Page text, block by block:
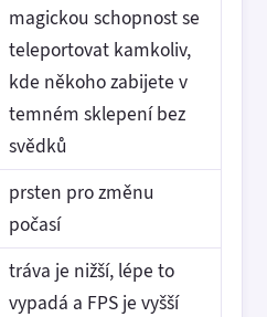
magickou schopnost se
teleportovat kamkoliv,
kde někoho zabijete v
temném sklepení bez
svědků
prsten pro změnu
počasí
tráva je nižší, lépe to
vypadá a FPS je vyšší